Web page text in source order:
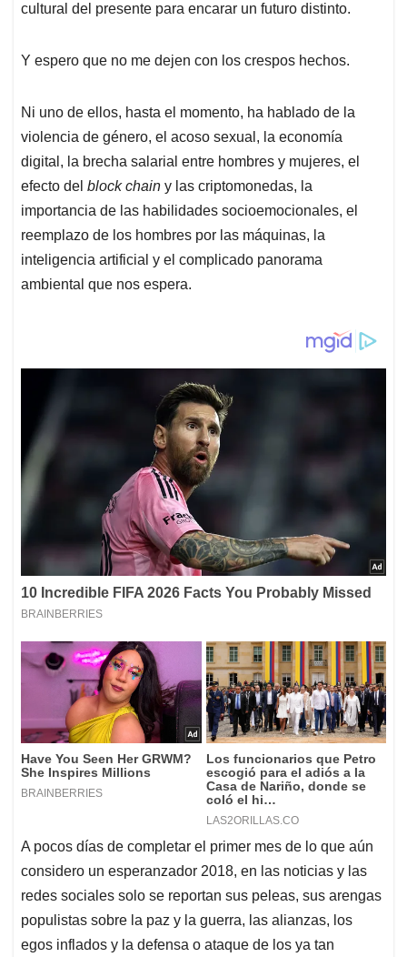
cultural del presente para encarar un futuro distinto.
Y espero que no me dejen con los crespos hechos.
Ni uno de ellos, hasta el momento, ha hablado de la
violencia de género, el acoso sexual, la economía
digital, la brecha salarial entre hombres y mujeres, el
efecto del block chain y las criptomonedas, la
importancia de las habilidades socioemocionales, el
reemplazo de los hombres por las máquinas, la
inteligencia artificial y el complicado panorama
ambiental que nos espera.
A pocos días de completar el primer mes de lo que aún
considero un esperanzador 2018, en las noticias y las
redes sociales solo se reportan sus peleas, sus arengas
populistas sobre la paz y la guerra, las alianzas, los
egos inflados y la defensa o ataque de los ya tan